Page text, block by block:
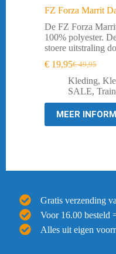
FZ Forza Marrit
De FZ Forza
100% polyester.
stoere uitstraling
€49,95
prijs
was:
€ 49,95.
€ 19,95Huidige
prijs
is:
€ 19,95.
Kleding,
SALE,
MEER
Gratis verzending
Voor 16.00 besteld
Alles uit eigen